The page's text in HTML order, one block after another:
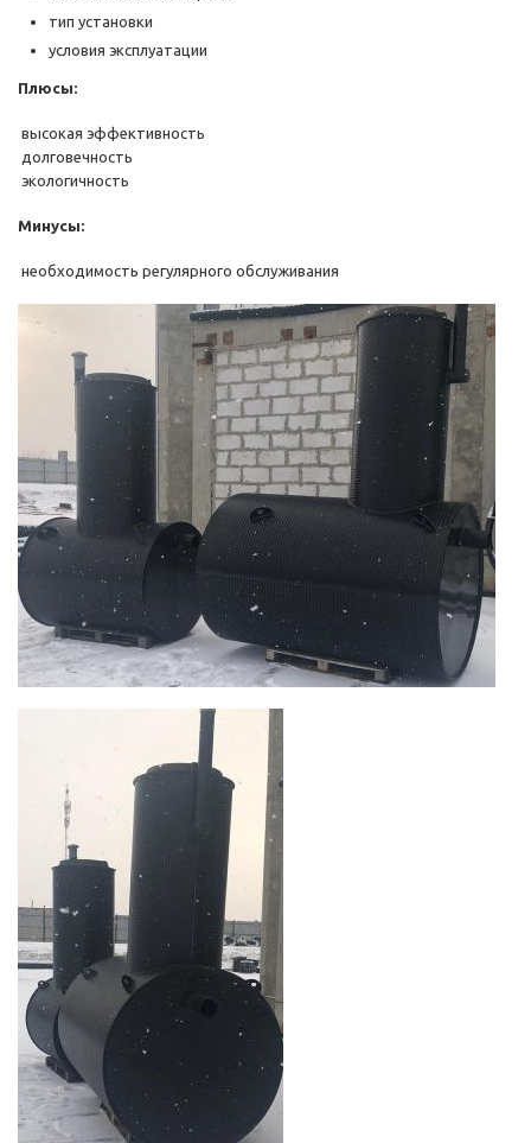
тип установки
условия эксплуатации
Плюсы:
высокая эффективность
долговечность
экологичность
Минусы:
необходимость регулярного обслуживания